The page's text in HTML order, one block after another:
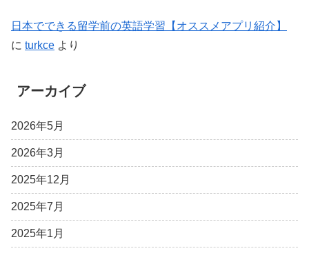
日本でできる留学前の英語学習【オススメアプリ紹介】
に turkce より
アーカイブ
2026年5月
2026年3月
2025年12月
2025年7月
2025年1月